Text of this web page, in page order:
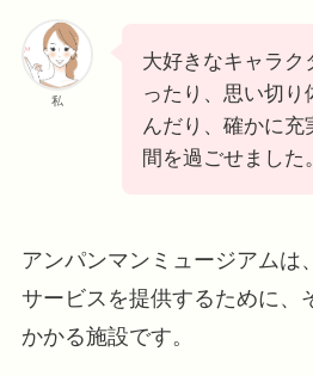
私
大好きなキャラク
ったり、思い切り
んだり、確かに充
間を過ごせました。
アンパンマンミュージアムは
サービスを提供するために、
かかる施設です。